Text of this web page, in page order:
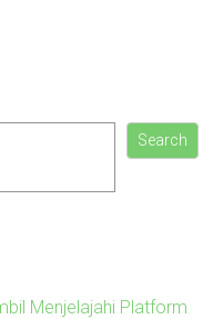
Search
Menjelajahi Platform